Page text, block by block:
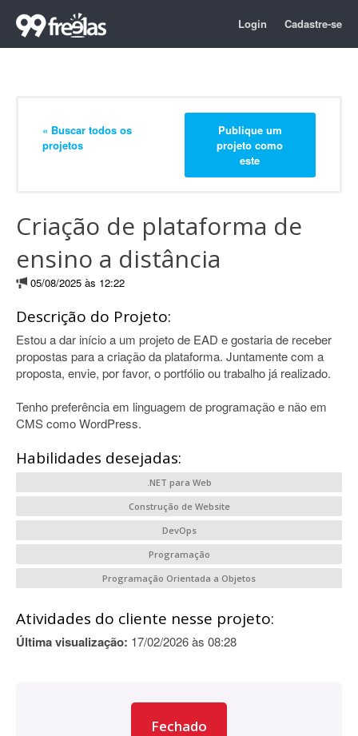
Login Cadastre-se
« Buscar todos os
projetos
Publique um
projeto como
este
Criação de plataforma de
ensino a distância
05/08/2025 às 12:22
Descrição do Projeto:
Estou a dar início a um projeto de EAD e gostaria de receber
propostas para a criação da plataforma. Juntamente com a
proposta, envie, por favor, o portfólio ou trabalho já realizado.
Tenho preferência em linguagem de programação e não em
CMS como WordPress.
Habilidades desejadas:
.NET para Web
Construção de Website
DevOps
Programação
Programação Orientada a Objetos
Atividades do cliente nesse projeto:
Última visualização: 17/02/2026 às 08:28
Fechado